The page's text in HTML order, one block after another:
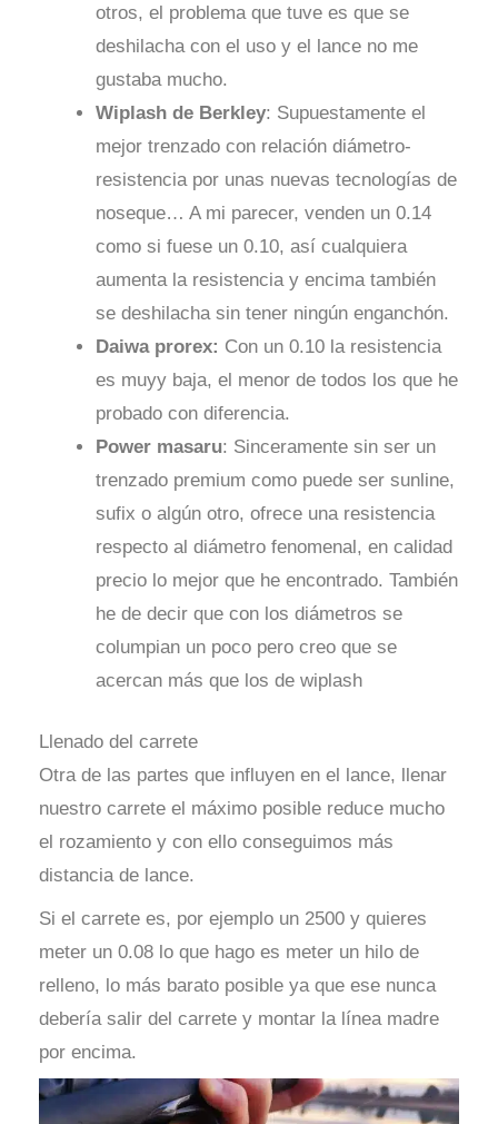
otros, el problema que tuve es que se
deshilacha con el uso y el lance no me
gustaba mucho.
Wiplash de Berkley: Supuestamente el
mejor trenzado con relación diámetro-
resistencia por unas nuevas tecnologías de
noseque… A mi parecer, venden un 0.14
como si fuese un 0.10, así cualquiera
aumenta la resistencia y encima también
se deshilacha sin tener ningún enganchón.
Daiwa prorex: Con un 0.10 la resistencia
es muyy baja, el menor de todos los que he
probado con diferencia.
Power masaru: Sinceramente sin ser un
trenzado premium como puede ser sunline,
sufix o algún otro, ofrece una resistencia
respecto al diámetro fenomenal, en calidad
precio lo mejor que he encontrado. También
he de decir que con los diámetros se
columpian un poco pero creo que se
acercan más que los de wiplash
Llenado del carrete
Otra de las partes que influyen en el lance, llenar
nuestro carrete el máximo posible reduce mucho
el rozamiento y con ello conseguimos más
distancia de lance.
Si el carrete es, por ejemplo un 2500 y quieres
meter un 0.08 lo que hago es meter un hilo de
relleno, lo más barato posible ya que ese nunca
debería salir del carrete y montar la línea madre
por encima.